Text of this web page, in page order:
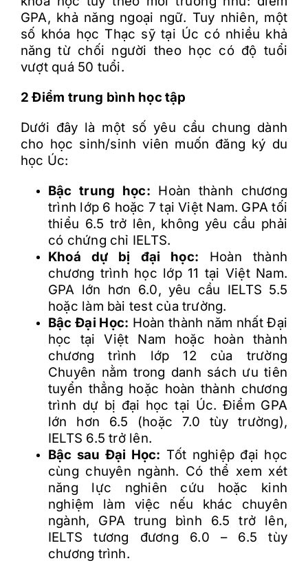
GPA, khả năng ngoại ngữ. Tuy nhiên, một
số khóa học Thạc sỹ tại Úc có nhiều khả
năng từ chối người theo học có độ tuổi
vượt quá 50 tuổi.
2 Điểm trung bình học tập
Dưới đây là một số yêu cầu chung dành
cho học sinh/sinh viên muốn đăng ký du
học Úc:
Bậc trung học: Hoàn thành chương
trình lớp 6 hoặc 7 tại Việt Nam. GPA tối
thiểu 6.5 trở lên, không yêu cầu phải
có chứng chỉ IELTS.
Khoá dự bị đại học: Hoàn thành
chương trình học lớp 11 tại Việt Nam.
GPA lớn hơn 6.0, yêu cầu IELTS 5.5
hoặc làm bài test của trường.
Bậc Đại Học: Hoàn thành năm nhất Đại
học tại Việt Nam hoặc hoàn thành
chương trình lớp 12 của trường
Chuyên nằm trong danh sách ưu tiên
tuyển thẳng hoặc hoàn thành chương
trình dự bị đại học tại Úc. Điểm GPA
lớn hơn 6.5 (hoặc 7.0 tùy trường),
IELTS 6.5 trở lên.
Bậc sau Đại Học: Tốt nghiệp đại học
cùng chuyên ngành. Có thể xem xét
năng lực nghiên cứu hoặc kinh
nghiệm làm việc nếu khác chuyên
ngành, GPA trung bình 6.5 trở lên,
IELTS tương đương 6.0 – 6.5 tùy
chương trình.